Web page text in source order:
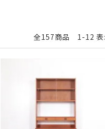
全157商品 1-12 表